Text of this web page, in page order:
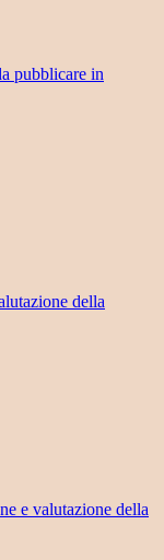
pubblicare in
della
e valutazione della